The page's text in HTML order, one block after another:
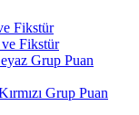
Fikstür
Fikstür
Grup Puan
Grup Puan